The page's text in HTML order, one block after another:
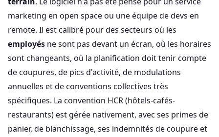
marketing en open space ou une équipe de devs en
remote. Il est calibré pour des secteurs où les
employés ne sont pas devant un écran, où les horaires
sont changeants, où la planification doit tenir compte
de coupures, de pics d'activité, de modulations
annuelles et de conventions collectives très
spécifiques. La convention HCR (hôtels-cafés-
restaurants) est gérée nativement, avec ses primes de
panier, de blanchissage, ses indemnités de coupure et